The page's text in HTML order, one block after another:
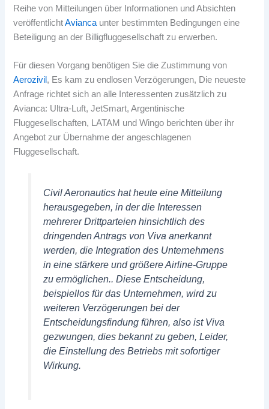
Reihe von Mitteilungen über Informationen und Absichten
veröffentlichtAvianca unter bestimmten Bedingungen eine
Beteiligung an der Billigfluggesellschaft zu erwerben.
Für diesen Vorgang benötigen Sie die Zustimmung von
Aerozivil , Es kam zu endlosen Verzögerungen, Die neueste
Anfrage richtet sich an alle Interessenten zusätzlich zu
Avianca: Ultra-Luft, JetSmart, Argentinische
Fluggesellschaften, LATAM und Wingo berichten über ihr
Angebot zur Übernahme der angeschlagenen
Fluggesellschaft.
Civil Aeronautics hat heute eine Mitteilung
herausgegeben, in der die Interessen
mehrerer Drittparteien hinsichtlich des
dringenden Antrags von Viva anerkannt
werden, die Integration des Unternehmens
in eine stärkere und größere Airline-Gruppe
zu ermöglichen.. Diese Entscheidung,
beispiellos für das Unternehmen, wird zu
weiteren Verzögerungen bei der
Entscheidungsfindung führen, also ist Viva
gezwungen, dies bekannt zu geben, Leider,
die Einstellung des Betriebs mit sofortiger
Wirkung.